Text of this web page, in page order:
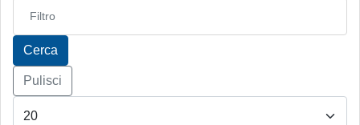
Inserisci parte del titolo
Cerca
Pulisci